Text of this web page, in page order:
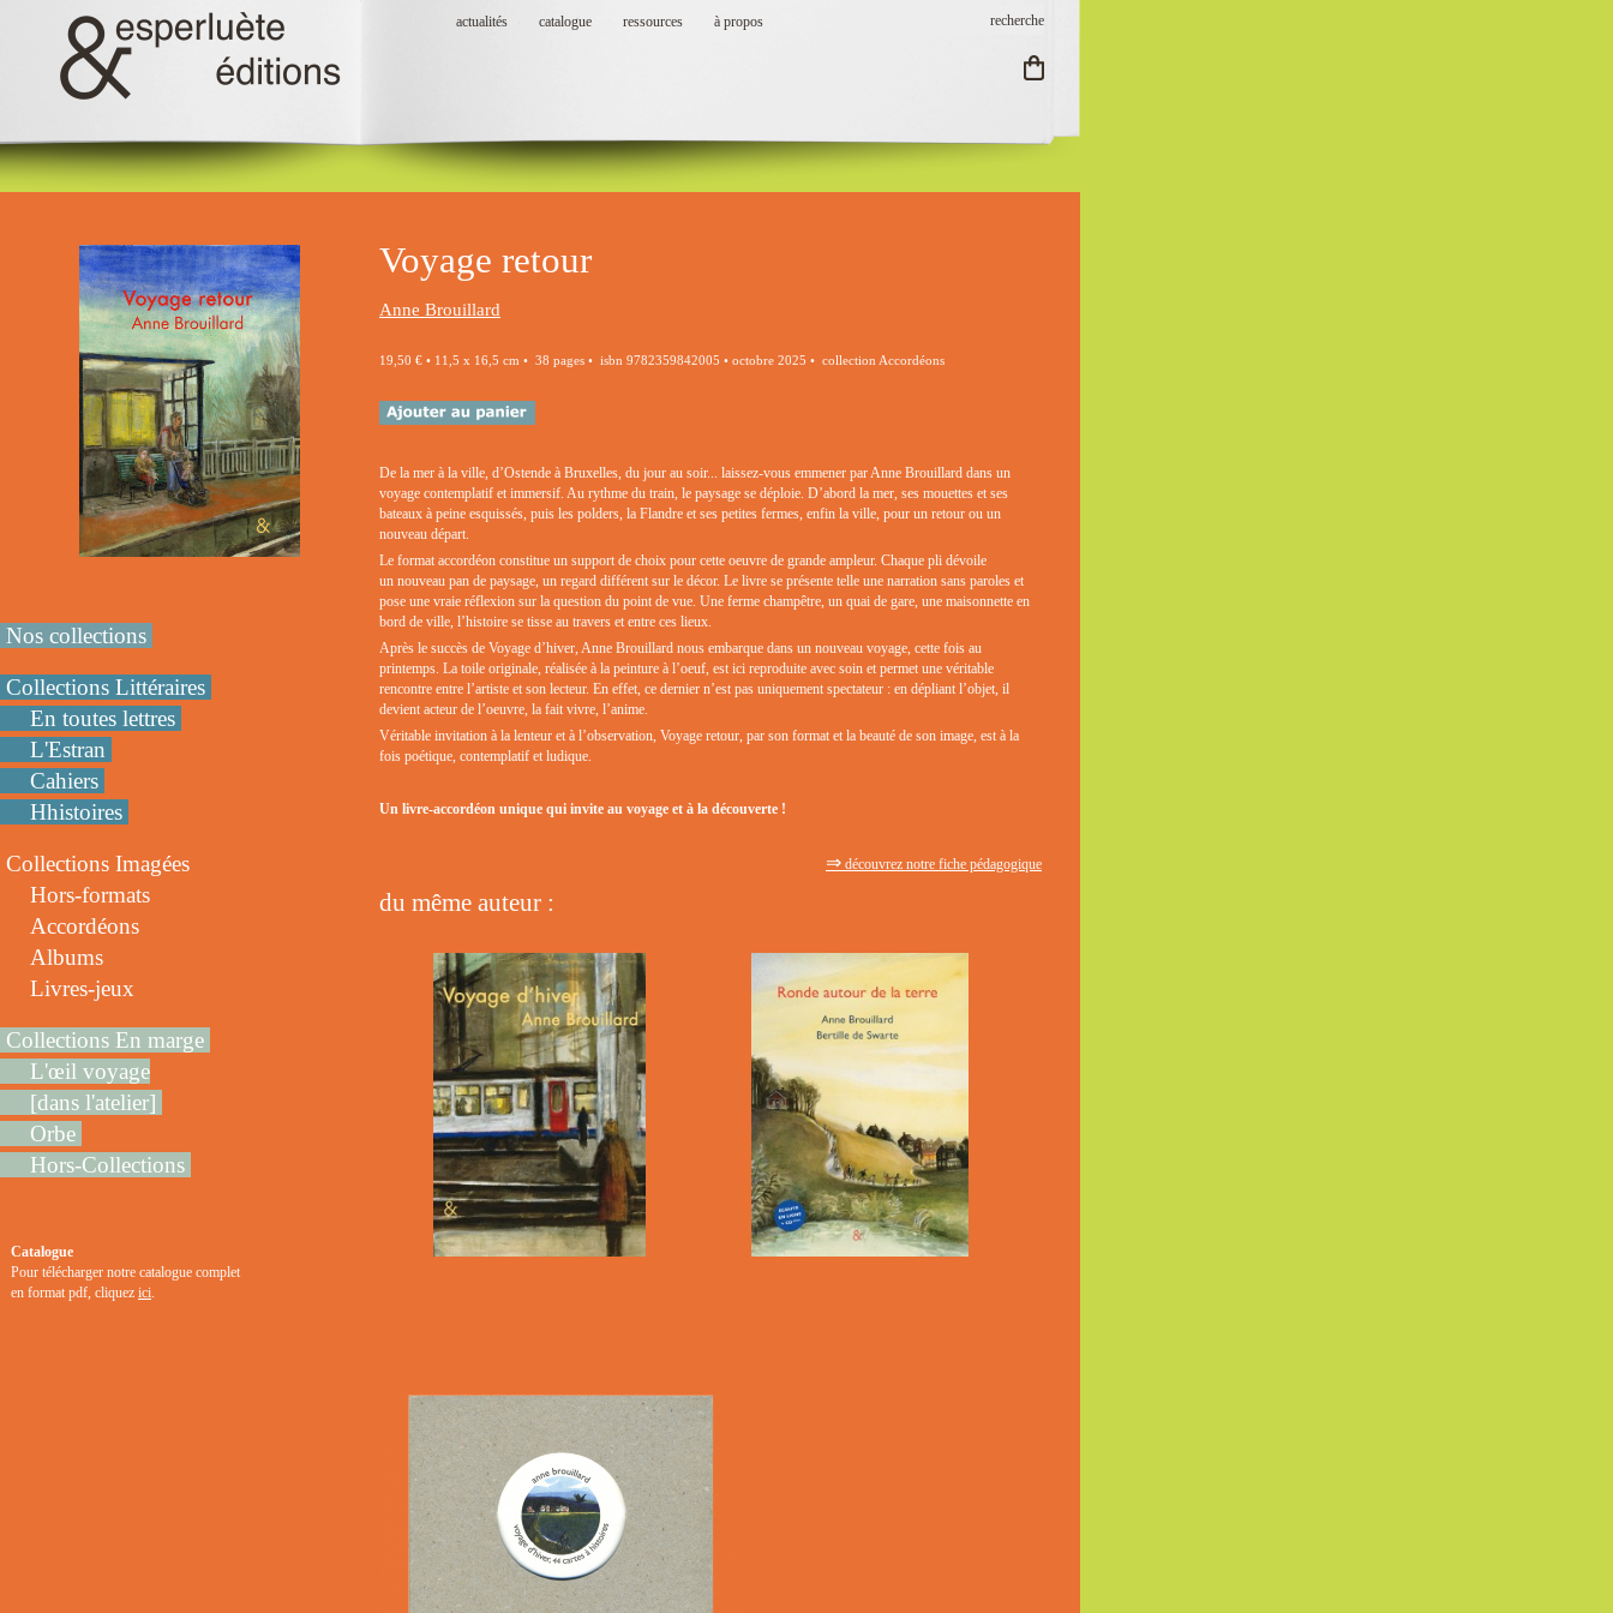
actualités catalogue ressources à propos
Nos collections
Collections Littéraires
En toutes lettres
L'Estran
Cahiers
Hhistoires
Collections Imagées
Hors-formats
Accordéons
Albums
Livres-jeux
Collections En marge
L'œil voyage
[dans l'atelier]
Orbe
Hors-Collections
Catalogue
Pour télécharger notre catalogue complet
en format pdf, cliquez ici
Voyage retour
Anne Brouillard
19,50 € • 11,5 x 16,5 cm • 38 pages • isbn 9782359842005 • octobre 2025 • collection Accordéons
De la mer à la ville, d’Ostende à Bruxelles, du jour au soir... laissez-vous emmener par Anne Brouillard dans un
voyage contemplatif et immersif. Au rythme du train, le paysage se déploie. D’abord la mer, ses mouettes et ses
bateaux à peine esquissés, puis les polders, la Flandre et ses petites fermes, enfin la ville, pour un retour ou un
nouveau départ.
Le format accordéon constitue un support de choix pour cette oeuvre de grande ampleur. Chaque pli dévoile
un nouveau pan de paysage, un regard différent sur le décor. Le livre se présente telle une narration sans paroles et
pose une vraie réflexion sur la question du point de vue. Une ferme champêtre, un quai de gare, une maisonnette en
bord de ville, l’histoire se tisse au travers et entre ces lieux.
Après le succès de Voyage d’hiver, Anne Brouillard nous embarque dans un nouveau voyage, cette fois au
printemps. La toile originale, réalisée à la peinture à l’oeuf, est ici reproduite avec soin et permet une véritable
rencontre entre l’artiste et son lecteur. En effet, ce dernier n’est pas uniquement spectateur : en dépliant l’objet, il
devient acteur de l’oeuvre, la fait vivre, l’anime.
Véritable invitation à la lenteur et à l’observation, Voyage retour, par son format et la beauté de son image, est à la
fois poétique, contemplatif et ludique.
Un livre-accordéon unique qui invite au voyage et à la découverte !
⇒ découvrez notre fiche pédagogique
du même auteur :